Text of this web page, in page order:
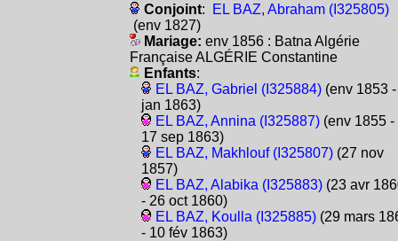
Conjoint:
EL BAZ, Abraham (I325805)
(env 1827)
Mariage: env 1856 : Batna Algérie
Française ALGÉRIE Constantine
Enfants:
EL BAZ, Gabriel (I325884)(env 1853 -
jan 1863)
EL BAZ, Annina (I325887)(env 1855 -
17 sep 1863)
EL BAZ, Makhlouf (I325807)(27 nov
1857)
EL BAZ, Alabika (I325883)(23 avr
- 26 oct 1860)
EL BAZ, Koulla (I325885)(29 mars
- 10 fév 1863)